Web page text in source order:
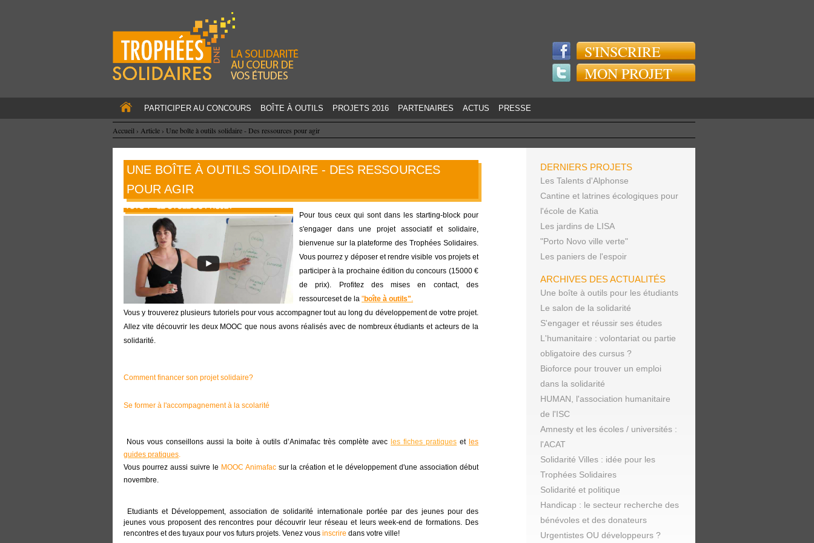
S'INSCRIRE
MON PROJET
PARTICIPER AU CONCOURS BOÎTE À OUTILS PROJETS 2016 PARTENAIRES ACTUS PRESSE
Accueil › Article › Une boîte à outils solidaire - Des ressources pour agir
UNE BOÎTE À OUTILS SOLIDAIRE - DES RESSOURCES
POUR AGIR
Pour tous ceux qui sont dans les starting-block pour
s'engager dans une projet associatif et solidaire,
bienvenue sur la plateforme des Trophées Solidaires.
Vous pourrez y déposer et rendre visible vos projets et
participer à la prochaine édition du concours (15000 €
de prix). Profitez des mises en contact, des
ressourceset de la "boîte à outils".
Vous y trouverez plusieurs tutoriels pour vous accompagner tout au long du développement de votre projet.
Allez vite découvrir les deux MOOC que nous avons réalisés avec de nombreux étudiants et acteurs de la
solidarité.
Comment financer son projet solidaire?
Se former à l'accompagnement à la scolarité
Nous vous conseillons aussi la boite à outils d’Animafac très complète avec les fiches pratiques et les
guides pratiques.
Vous pourrez aussi suivre le MOOC Animafac sur la création et le développement d'une association début
novembre.
jeunes vous proposent des rencontres pour découvrir leur réseau et leurs week-end de formations. Des
rencontres et des tuyaux pour vos futurs projets. Venez vous inscrire dans votre ville!
DERNIERS PROJETS
Les Talents d'Alphonse
Cantine et latrines écologiques pour
l'école de Katia
Les jardins de LISA
"Porto Novo ville verte"
Les paniers de l'espoir
ARCHIVES DES ACTUALITÉS
Une boîte à outils pour les étudiants
Le salon de la solidarité
S'engager et réussir ses études
L'humanitaire : volontariat ou partie
obligatoire des cursus ?
Bioforce pour trouver un emploi
dans la solidarité
HUMAN, l'association humanitaire
de l'ISC
Amnesty et les écoles / universités :
l'ACAT
Solidarité Villes : idée pour les
Trophées Solidaires
Solidarité et politique
Handicap : le secteur recherche des
bénévoles et des donateurs
Urgentistes OU développeurs ?